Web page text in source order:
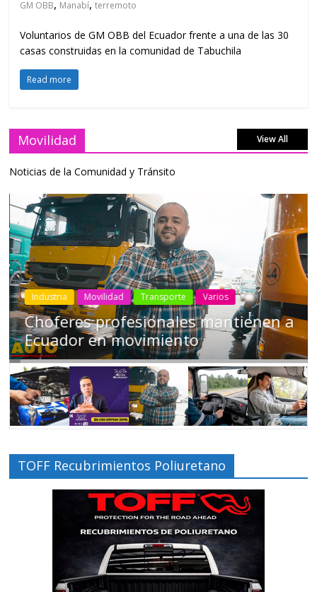
GM OBB, Manabí,terremoto
Voluntarios de GM OBB del Ecuador frente a una de las 30
casas construidas en la comunidad de Tabuchila
Read more
Movilidad View All
Noticias de la Comunidad y Tránsito
Industria Movilidad Transporte Varios
Choferes profesionales mantienen a
Ecuador en movimiento
TOFF Recubrimientos Poliuretano